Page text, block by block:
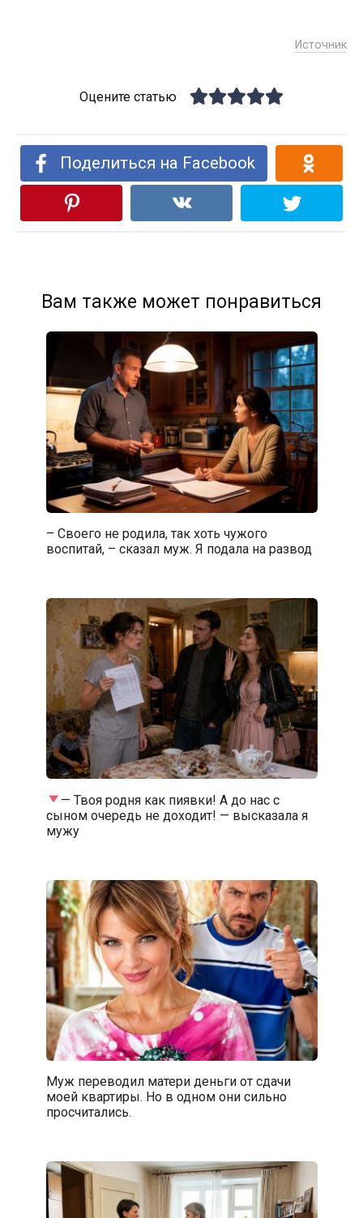
Источник
Оцените статью
Поделиться на Facebook
Вам также может понравиться
– Своего не родила, так хоть чужого
воспитай, – сказал муж. Я подала на развод
— Твоя родня как пиявки! А до нас с
сыном очередь не доходит! — высказала я
мужу
Муж переводил матери деньги от сдачи
моей квартиры. Но в одном они сильно
просчитались.